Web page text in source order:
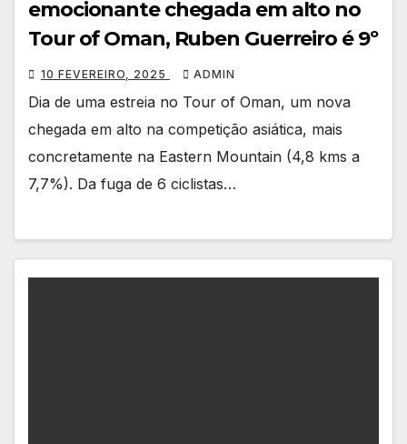
emocionante chegada em alto no
Tour of Oman, Ruben Guerreiro é 9º
10 FEVEREIRO, 2025 ADMIN
Dia de uma estreia no Tour of Oman, um nova
chegada em alto na competição asiática, mais
concretamente na Eastern Mountain (4,8 kms a
7,7%). Da fuga de 6 ciclistas…